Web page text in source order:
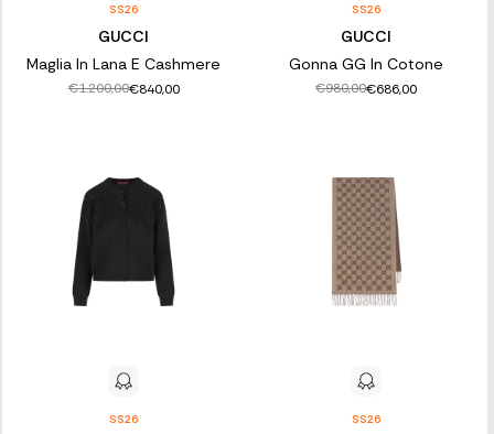
SS26
GUCCI
Maglia In Lana E Cashmere
€1.200,00€840,00
SS26
GUCCI
Gonna GG In Cotone
€980,00€686,00
SS26 SS26